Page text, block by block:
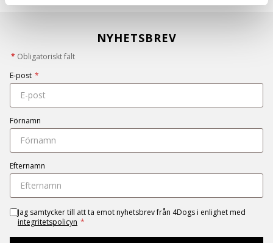
NYHETSBREV
* Obligatoriskt fält
E-post *
Förnamn
Efternamn
Jag samtycker till att ta emot nyhetsbrev från 4Dogs i enlighet med
integritetspolicyn *